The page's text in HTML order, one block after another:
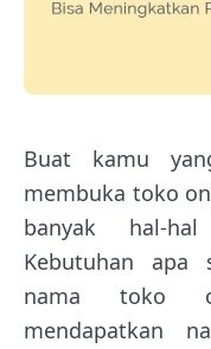
Buat kamu
membuka toko
banyak hal-
Kebutuhan apa
nama toko
mendapatkan